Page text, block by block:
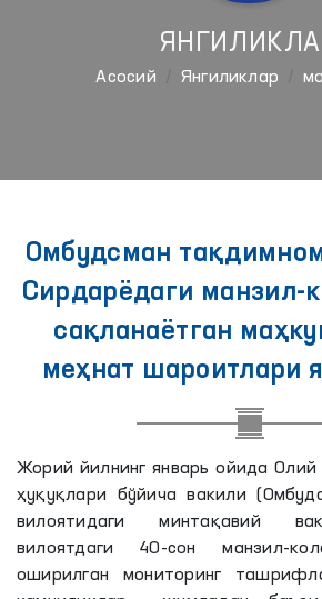
Aсосий Янгиликлар
Омбудсман
Сирдарёдаги манзил-
сақланаётган
меҳнат шароитлари
Жорий йилнинг январь ойида Олий
ҳуқуқлари бўйича вакили
вилоятидаги минтақавий
вилоятдаги 40-сон манзил-
оширилган мониторинг